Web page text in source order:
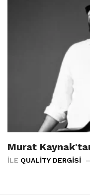
Murat
İLE QUALITY DERGISI